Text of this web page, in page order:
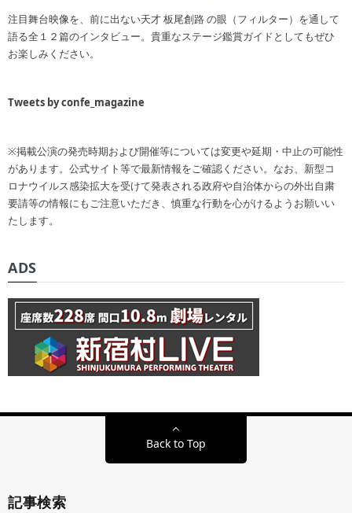
注目舞台映像を、前に出ない天才 板尾創路 の眼（フィルター）を通して
語る全１２篇のインタビュー。貴重なステージ鑑賞ガイドとしてもぜひ
お楽しみください。
Tweets by confe_magazine
※掲載公演の発売時期および開催等については変更や延期・中止の可能性
があります。公式サイト等で最新情報をご確認ください。なお、新型コ
ロナウイルス感染拡大を受けて発表される政府や自治体からの外出自粛
要請等の情報にもご注意いただき、慎重な行動を心がけるようお願いい
たします。
ADS
Back to Top
記事検索